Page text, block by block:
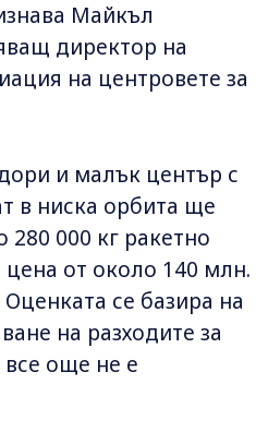
Майкъл
директор на
на центровете за
и малък център с
в ниска орбита ще
000 кг ракетно
от около 140 млн.
се базира на
на разходите за
все още не е